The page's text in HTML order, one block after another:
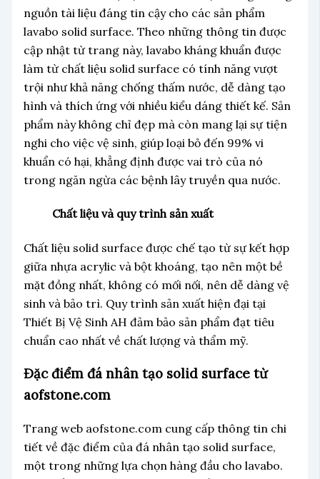
nguồn tài liệu đáng tin cậy cho các sản phẩm
lavabo solid surface. Theo những thông tin được
cập nhật từ trang này, lavabo kháng khuẩn được
làm từ chất liệu solid surface có tính năng vượt
trội như khả năng chống thấm nước, dễ dàng tạo
hình và thích ứng với nhiều kiểu dáng thiết kế. Sản
phẩm này không chỉ đẹp mà còn mang lại sự tiện
nghi cho việc vệ sinh, giúp loại bỏ đến 99% vi
khuẩn có hại, khẳng định được vai trò của nó
trong ngăn ngừa các bệnh lây truyền qua nước.
Chất liệu và quy trình sản xuất
Chất liệu solid surface được chế tạo từ sự kết hợp
giữa nhựa acrylic và bột khoáng, tạo nên một bề
mặt đồng nhất, không có mối nối, nên dễ dàng vệ
sinh và bảo trì. Quy trình sản xuất hiện đại tại
Thiết Bị Vệ Sinh AH đảm bảo sản phẩm đạt tiêu
chuẩn cao nhất về chất lượng và thẩm mỹ.
Đặc điểm đá nhân tạo solid surface từ
aofstone.com
Trang web aofstone.com cung cấp thông tin chi
tiết về đặc điểm của đá nhân tạo solid surface,
một trong những lựa chọn hàng đầu cho lavabo.